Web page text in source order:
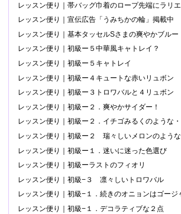
レッスン便り｜帯バッグ巾着のロープ先端にラリエ
レッスン便り｜宣伝広告「うみちかの輪」掲載中
レッスン便り｜基本タッセルSさまの爽やかブルー
レッスン便り｜初級ー５中華風キャトレイ？
レッスン便り｜初級ー５キャトレイ
レッスン便り｜初級ー４キュートな赤いリュボン
レッスン便り｜初級ー３トロワバルと４リュボン
レッスン便り｜初級ー２．爽やかサイダー！
レッスン便り｜初級ー２．イチゴみるくのような・
レッスン便り｜初級ー２ 瑞々しいメロンのよう
レッスン便り｜初級ー１．迷いに迷った色選び
レッスン便り｜初級ーラストのフィオリ
レッスン便り｜初級−３ 凛々しいトロワバル
レッスン便り｜初級−１．続きのオニョンはゴージ
レッスン便り｜初級−１．デコラティブな２点